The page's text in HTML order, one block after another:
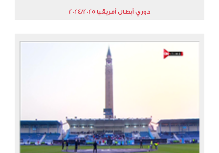
دوري أبطال أفريقيا 2024/2025